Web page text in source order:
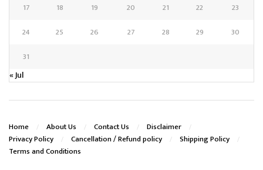
17
18 19 20 21 22
23
24
25 26 27 28 29
30
31
« Jul
Home About Us Contact Us
Disclaimer
Privacy Policy
Cancellation / Refund policy
Shipping Policy
Terms and Conditions